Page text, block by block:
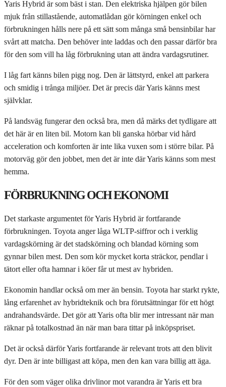
Yaris Hybrid är som bäst i stan. Den elektriska hjälpen gör bilen
mjuk från stillastående, automatlådan gör körningen enkel och
förbrukningen hålls nere på ett sätt som många små bensinbilar har
svårt att matcha. Den behöver inte laddas och den passar därför bra
för den som vill ha låg förbrukning utan att ändra vardagsrutiner.
I låg fart känns bilen pigg nog. Den är lättstyrd, enkel att parkera
och smidig i trånga miljöer. Det är precis där Yaris känns mest
självklar.
På landsväg fungerar den också bra, men då märks det tydligare att
det här är en liten bil. Motorn kan bli ganska hörbar vid hård
acceleration och komforten är inte lika vuxen som i större bilar. På
motorväg gör den jobbet, men det är inte där Yaris känns som mest
hemma.
FÖRBRUKNING OCH EKONOMI
Det starkaste argumentet för Yaris Hybrid är fortfarande
förbrukningen. Toyota anger låga WLTP-siffror och i verklig
vardagskörning är det stadskörning och blandad körning som
gynnar bilen mest. Den som kör mycket korta sträckor, pendlar i
tätort eller ofta hamnar i köer får ut mest av hybriden.
Ekonomin handlar också om mer än bensin. Toyota har starkt rykte,
lång erfarenhet av hybridteknik och bra förutsättningar för ett högt
andrahandsvärde. Det gör att Yaris ofta blir mer intressant när man
räknar på totalkostnad än när man bara tittar på inköpspriset.
Det är också därför Yaris fortfarande är relevant trots att den blivit
dyr. Den är inte billigast att köpa, men den kan vara billig att äga.
För den som väger olika drivlinor mot varandra är Yaris ett bra